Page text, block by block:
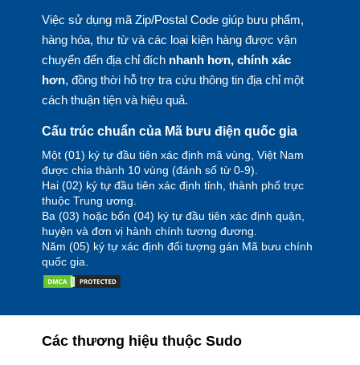
Việc sử dụng mã Zip/Postal Code giúp bưu phẩm,
hàng hóa, thư từ và các loại kiện hàng được vận
chuyển đến địa chỉ đích nhanh hơn, chính xác
hơn, đồng thời hỗ trợ tra cứu thông tin địa chỉ một
cách thuận tiện và hiệu quả.
Cấu trúc chuẩn của Mã bưu điện quốc gia
Một (01) ký tự đầu tiên xác định mã vùng, Việt Nam
được chia thành 10 vùng (đánh số từ 0-9).
Hai (02) ký tự đầu tiên xác định tỉnh, thành phố trực
thuộc Trung ương.
Ba (03) hoặc bốn (04) ký tự đầu tiên xác định quận,
huyện và đơn vị hành chính tương đương.
Năm (05) ký tự xác định đối tượng gán Mã bưu chính
quốc gia.
Các thương hiệu thuộc Sudo